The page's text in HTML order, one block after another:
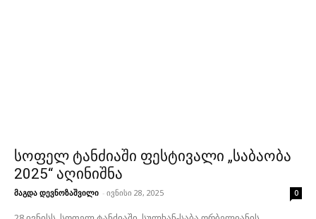
სოფელ ტანძიაში ფესტივალი „საბაობა
2025“ აღინიშნა
მაგდა დევნოზაშვილი - ივნისი 28, 2025 0